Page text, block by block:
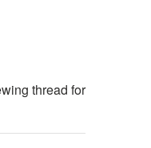
thread for